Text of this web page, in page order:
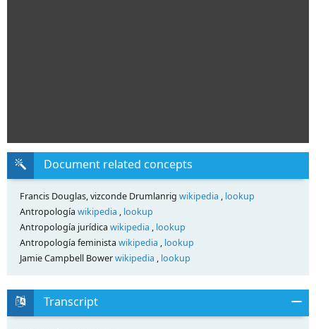
Document related concepts
Francis Douglas, vizconde Drumlanrig wikipedia , lookup
Antropología wikipedia , lookup
Antropología jurídica wikipedia , lookup
Antropología feminista wikipedia , lookup
Jamie Campbell Bowerwikipedia , lookup
Transcript